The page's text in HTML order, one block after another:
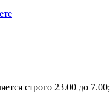
строго 23.00 до 7.00;